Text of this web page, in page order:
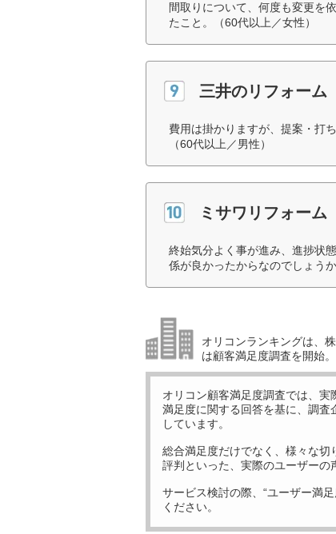
間取りについて、何度も変更を
たこと。（60代以上／女性）
三井のリフォーム
費用は掛かりますが、提案・打
（60代以上／男性）
ミサワリフォーム
終始気分よく事が進み、進捗状
係が良かったからなのでしょう
オリコンランキングは、
は顧客満足度調査を開始。
オリコン顧客満足度調査では、実
満足度に関する回答を基に、調査
しています。
総合満足度だけでなく、様々な切
評判といった、実際のユーザーの
サービス検討の際、“ユーザー満
ください。